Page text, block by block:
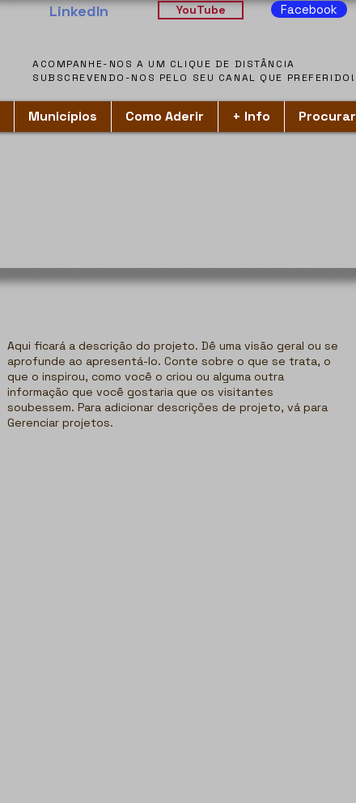
LinkedIn YouTube Facebook
ACOMPANHE-NOS A UM CLIQUE DE DISTÂNCIA
SUBSCREVENDO-NOS PELO SEU CANAL QUE PREFERIDO!
ACOMPANHE-NOS A UM CLIQUE DE DISTÂNCIA
SUBSCREVENDO-NOS PELO SEU CANAL QUE PREFERIDO!
Municípios Como Aderir + Info Procurar
Aqui ficará a descrição do projeto. Dê uma visão geral ou se
aprofunde ao apresentá-lo. Conte sobre o que se trata, o
que o inspirou, como você o criou ou alguma outra
informação que você gostaria que os visitantes
soubessem. Para adicionar descrições de projeto, vá para
Gerenciar projetos.